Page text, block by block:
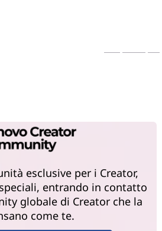
esclusive per i Creator,
entrando in contatto
globale di Creator che la
come te.